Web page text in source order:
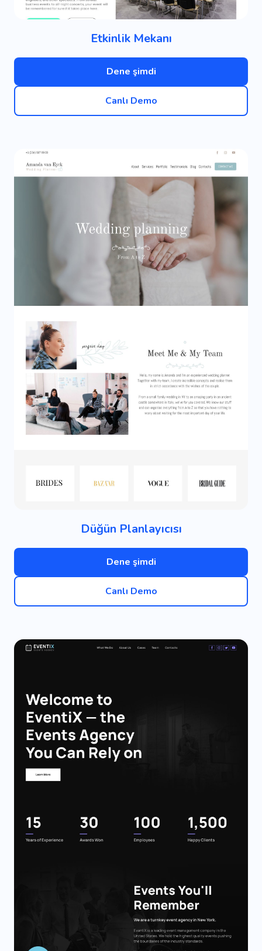
Etkinlik Mekanı
Dene şimdi
Canlı Demo
Düğün Planlayıcısı
Dene şimdi
Canlı Demo